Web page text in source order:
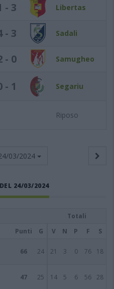
- 3 Libertas
- 3 Sadali
- 0 Samugheo
- 1 Segariu
Riposo
03/2024
24/03/2024
Totali
Punti G V N P F S
66 24 21 3 0 76 18
47 25 14 5 6 56 28